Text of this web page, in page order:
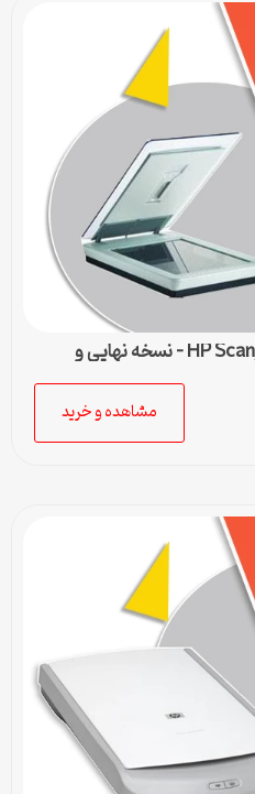
دانلود درایور اسکنر HP Scanjet 3800 – نسخه نهایی و
مشاهده و خرید